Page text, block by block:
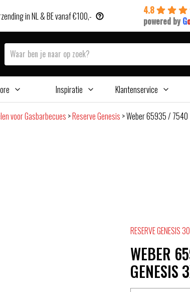
in NL & BE vanaf €100,-
4.8
powered by G
Inspiratie Klantenservice
voor Gasbarbecues >Reserve Genesis >Weber 65935 / 7540
RESERVE GENESIS
WEBER
GENESIS